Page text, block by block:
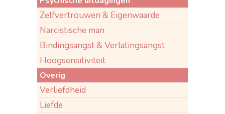
Zelfvertrouwen & Eigenwaarde
Narcistische man
Bindingsangst & Verlatingsangst
Hoogsensitiviteit
Overig
Verliefdheid
Liefde